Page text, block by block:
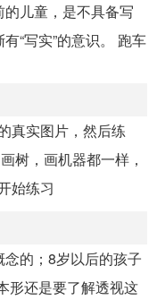
儿童，是不具备写
“写实”的意识。 跑车
真实图片，然后练
树，画机器都一样，
始练习
的；8岁以后的孩子
形还是要了解透视这